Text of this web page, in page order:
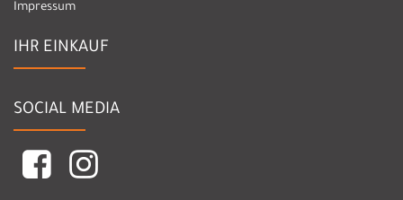
Impressum
IHR EINKAUF
SOCIAL MEDIA